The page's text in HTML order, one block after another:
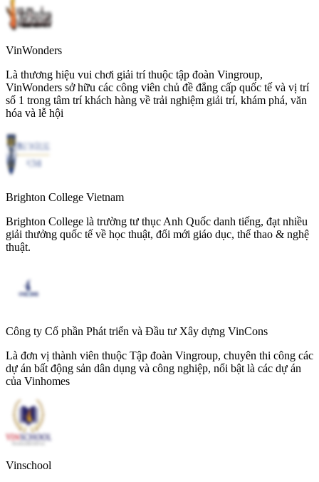
VinWonders
Là thương hiệu vui chơi giải trí thuộc tập đoàn Vingroup,
VinWonders sở hữu các công viên chủ đề đẳng cấp quốc tế và vị trí
số 1 trong tâm trí khách hàng về trải nghiệm giải trí, khám phá, văn
hóa và lễ hội
Brighton College Vietnam
Brighton College là trường tư thục Anh Quốc danh tiếng, đạt nhiều
giải thưởng quốc tế về học thuật, đổi mới giáo dục, thể thao & nghệ
thuật.
Công ty Cổ phần Phát triển và Đầu tư Xây dựng VinCons
Là đơn vị thành viên thuộc Tập đoàn Vingroup, chuyên thi công các
dự án bất động sản dân dụng và công nghiệp, nổi bật là các dự án
của Vinhomes
Vinschool